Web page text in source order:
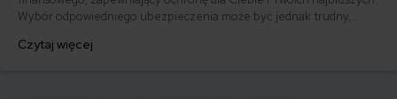
Wybór odpowiedniego ubezpieczenia może być jednak trudny,
przygotowaliśmy ranking ubezpieczeń na życie, który pomoże Ci
Czytaj więcej